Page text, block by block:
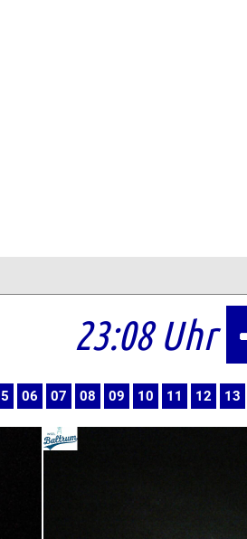
23:08 Uhr
06 07 08 09 10 11 12 13